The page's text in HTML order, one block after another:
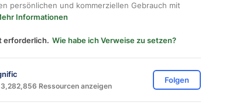
persönlichen und kommerziellen Gebrauch mit
Informationen
erforderlich. Wie habe ich Verweise zu setzen?
Ressourcen anzeigen
Folgen